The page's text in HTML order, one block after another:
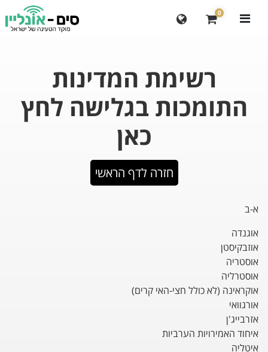
0
רשימת המדינות
התומכות בגלישה לחץ
כאן
חזרה לדף הראשי
א-ב
אוגנדה
אוזבקיסטן
אוסטריה
אוסטרליה
אוקראינה (לא כולל חצי-האי קרים)
אורגוואי
אזרבייג'ן
איחוד האמירויות הערביות
איטליה